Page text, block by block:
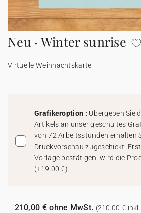
100% personalisierbare Karten
★ Gratis Musterkarten
Adressaufkleber für Umschläge
Menüs
Neu · Winter sunrise
Virtuelle Weihnachtskarte
Grafikeroption : Übergeben Sie
Artikels an unser geschultes
von 72 Arbeitsstunden erhalten
Druckvorschau zugeschickt.
Vorlage bestätigen, wird die
(+19,00 €)
210,00 € ohne MwSt. (210,00 €